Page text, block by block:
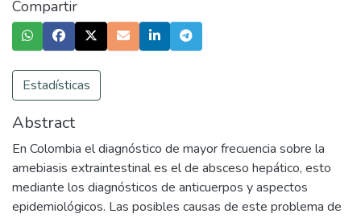
Compartir
Estadísticas
Abstract
En Colombia el diagnóstico de mayor frecuencia sobre la
amebiasis extraintestinal es el de absceso hepático, esto
mediante los diagnósticos de anticuerpos y aspectos
epidemiológicos. Las posibles causas de este problema de